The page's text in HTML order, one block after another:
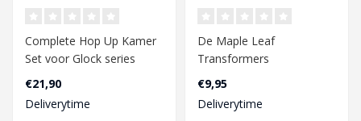
Complete Hop Up Kamer
Set voor Glock series
(Tokio Marui / WE ). De
hop up kamer..
€21,90
Deliverytime
De Maple Leaf
Transformers
Decepticons Hop Up
Rubber zorgt voor een
verbeterde r..
€9,95
Deliverytime